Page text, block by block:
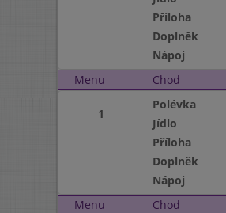
Příloha
Doplněk
Nápoj
Menu
Chod
1
Polévka
Jídlo
Příloha
Doplněk
Nápoj
Menu
Chod